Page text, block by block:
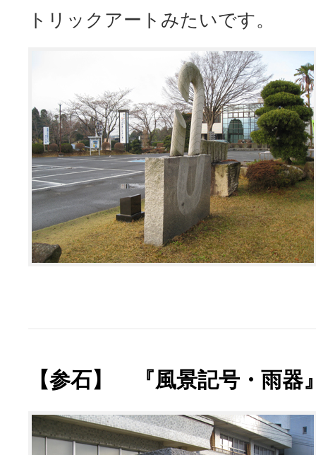
トリックアートみたいです。
【参石】 『風景記号・雨器